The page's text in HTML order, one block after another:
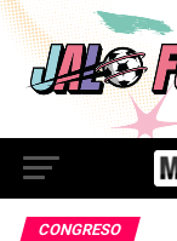
CONGRESO